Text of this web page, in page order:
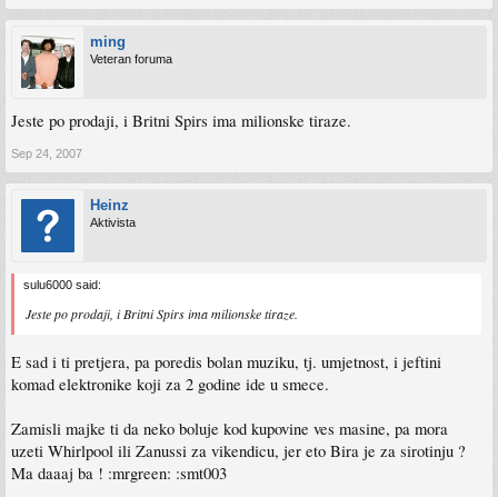
ming
Veteran foruma
Jeste po prodaji, i Britni Spirs ima milionske tiraze.
Sep 24, 2007
Heinz
Aktivista
sulu6000 said:
Jeste po prodaji, i Britni Spirs ima milionske tiraze.
E sad i ti pretjera, pa poredis bolan muziku, tj. umjetnost, i jeftini
komad elektronike koji za 2 godine ide u smece.
Zamisli majke ti da neko boluje kod kupovine ves masine, pa mora
uzeti Whirlpool ili Zanussi za vikendicu, jer eto Bira je za sirotinju ?
Ma daaaj ba ! :mrgreen: :smt003